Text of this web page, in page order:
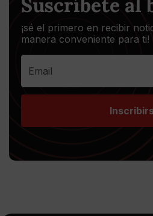
Suscríbete al
¡sé el primero en recibir
manera conveniente para ti!